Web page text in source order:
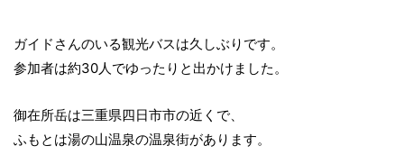
ガイドさんのいる観光バスは久しぶりです。
参加者は約30人でゆったりと出かけました。
御在所岳は三重県四日市市の近くで、
ふもとは湯の山温泉の温泉街があります。